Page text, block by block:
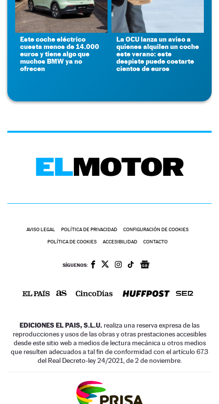
Este coche eléctrico
cuesta menos de 14.000
euros y tiene algo que
muchos BMW ya no
ofrecen
La OCU lanza un aviso a
quienes alquilen un coche
este verano: este
despiste puede costarte
cientos de euros
AVISO LEGAL POLÍTICA DE PRIVACIDAD CONFIGURACIÓN DE COOKIES
POLÍTICA DE COOKIES ACCESIBILIDAD CONTACTO
SÍGUENOS:
EDICIONES EL PAIS, S.L.U. realiza una reserva expresa de las
reproducciones y usos de las obras y otras prestaciones accesibles
desde este sitio web a medios de lectura mecánica u otros medios
que resulten adecuados a tal fin de conformidad con el artículo 67.3
del Real Decreto-ley 24/2021, de 2 de noviembre.